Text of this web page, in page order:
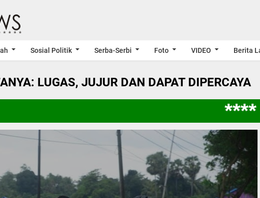
Sosial Politik Serba-Serbi Foto VIDEO Berita
LUGAS, JUJUR DAN DAPAT DIPERCAYA
****